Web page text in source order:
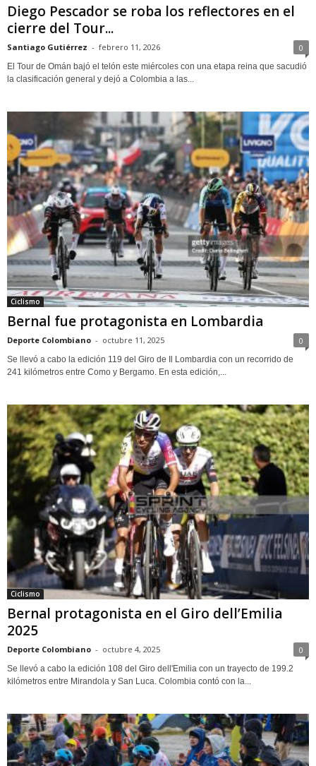
Diego Pescador se roba los reflectores en el
cierre del Tour...
Santiago Gutiérrez - febrero 11, 2026 0
El Tour de Omán bajó el telón este miércoles con una etapa reina que sacudió
la clasificación general y dejó a Colombia a las...
Ciclismo
Bernal fue protagonista en Lombardia
Deporte Colombiano - octubre 11, 2025 0
Se llevó a cabo la edición 119 del Giro de Il Lombardia con un recorrido de
241 kilómetros entre Como y Bergamo. En esta edición,...
Ciclismo
Bernal protagonista en el Giro dell’Emilia
2025
Deporte Colombiano - octubre 4, 2025 0
Se llevó a cabo la edición 108 del Giro dell'Emilia con un trayecto de 199.2
kilómetros entre Mirandola y San Luca. Colombia contó con la...